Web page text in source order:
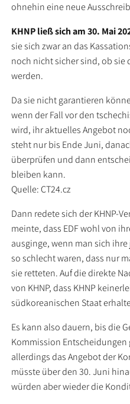
ohnehin eine neue
KHNP ließ sich am 30. Mai
sie sich zwar an das
noch nicht sicher sind, ob sie
werden.
Da sie nicht garantieren
wenn der Fall vor den
wird, ihr aktuelles Angebot
steht nur bis Ende Juni,
überprüfen und dann
bleiben kann.
Quelle: CT24.cz
Dann redete sich der KHNP-
meinte, dass EDF wohl von
ausginge, wenn man sich
so schlecht waren, dass nur
sie retteten. Auf die direkte
von KHNP, dass KHNP
südkoreanischen Staat
Es kann also dauern, bis die
Kommission
allerdings das Angebot der
müsste über den 30. Juni
würden aber wieder die